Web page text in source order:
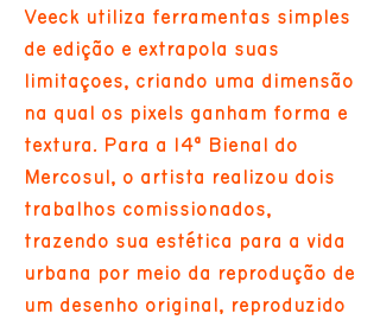
Veeck utiliza ferramentas simples
de edição e extrapola suas
limitações, criando uma dimensão
na qual os pixels ganham forma e
textura. Para a 14ª Bienal do
Mercosul, o artista realizou dois
trabalhos comissionados,
trazendo sua estética para a vida
urbana por meio da reprodução de
um desenho original, reproduzido